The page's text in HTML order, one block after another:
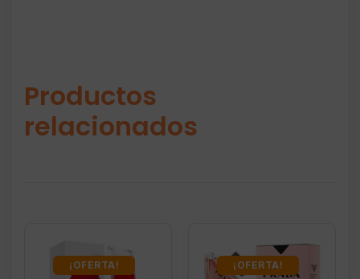
Productos
relacionados
¡OFERTA! ¡OFERTA!